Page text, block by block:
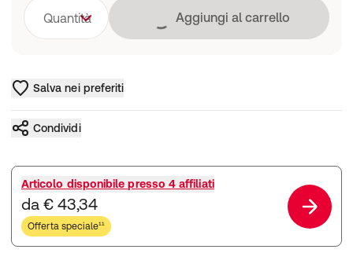
Quantità Caricamento in
Aggiungi al carrello
Salva nei preferiti
Condividi
Articolo disponibile presso 4 affiliati
da € 43,34
Offerta speciale¹¹